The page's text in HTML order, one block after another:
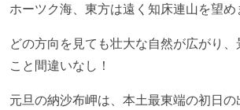
ホーツク海、東方は遠く知床連山を望め
どの方向を見ても壮大な自然が広がり
こと間違いなし！
元旦の納沙布岬は、本土最東端の初日の